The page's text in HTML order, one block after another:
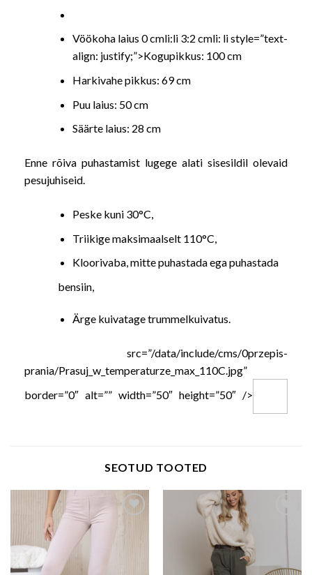
Vöökoha laius 0 cmli:li 3:2 cmli: li style=”text-
align: justify;”>Kogupikkus: 100 cm
Harkivahe pikkus: 69 cm
Puu laius: 50 cm
Säärte laius: 28 cm
Enne rõiva puhastamist lugege alati sisesildil olevaid
pesujuhiseid.
Peske kuni 30°C,
Triikige maksimaalselt 110°C,
Kloorivaba, mitte puhastada ega puhastada
bensiin,
Ärge kuivatage trummelkuivatus.
src=”/data/include/cms/0przepis-
prania/Prasuj_w_temperaturze_max_110C.jpg”
border=”0″ alt=”” width=”50″ height=”50″ />
SEOTUD TOOTED
Add to wishlist Add to wishlist